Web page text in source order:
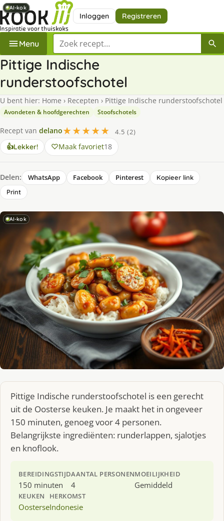
Inloggen Registreren
Menu Zoek een recept
Pittige Indische
runderstoofschotel
U bent hier: Home › Recepten › Pittige Indische runderstoofschotel
Avondeten & hoofdgerechten Stoofschotels
Recept van delano★★★★★
4.5 (2)
👍Lekker! Maak favoriet18
Delen: WhatsApp Facebook Pinterest
Kopieer link
Print
AI-kok
Pittige Indische runderstoofschotel is een gerecht
uit de Oosterse keuken. Je maakt het in ongeveer
150 minuten, genoeg voor 4 personen.
Belangrijkste ingrediënten: runderlappen, sjalotjes
en knoflook.
BEREIDINGSTIJD
150 minuten
AANTAL PERSONEN
4
MOEILIJKHEID
Gemiddeld
KEUKEN
Oosterse
HERKOMST
Indonesie
AI-kok
AI-kok
AI-kok
AI-kok
AI-kok
AI-kok
AI-kok